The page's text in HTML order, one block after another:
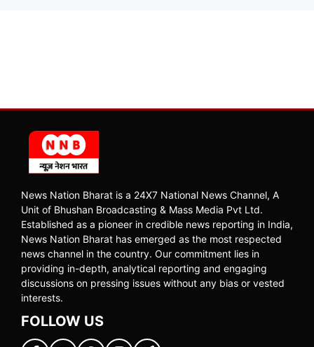
News Nation Bharat is a 24X7 National News Channel, A
Unit of Bhushan Broadcasting & Mass Media Pvt Ltd.
Established as a pioneer in credible news reporting in India,
News Nation Bharat has emerged as the most respected
news channel in the country. Our commitment lies in
providing in-depth, analytical reporting and engaging
discussions on pressing issues without any bias or vested
interests.
FOLLOW US